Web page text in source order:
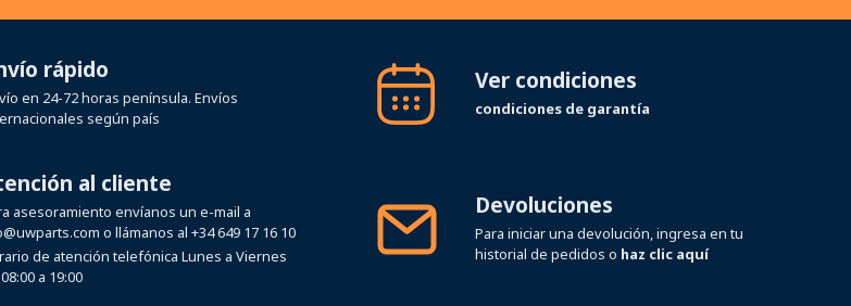
rápido
en 24-72 horas península. Envíos
según país
Ver condiciones
condiciones de garantía
al cliente
asesoramiento envíanos un e-mail a
o llámanos al +34 649 17 16 10
de atención telefónica Lunes a Viernes
a 19:00
Devoluciones
Para iniciar una devolución, ingresa en tu
historial de pedidos o haz clic aquí